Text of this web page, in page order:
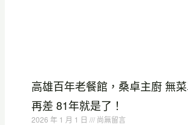
高雄百年老餐館，桑卓主廚 無
再差 81年就是了！
2026 年 1 月 1 日 尚無留言